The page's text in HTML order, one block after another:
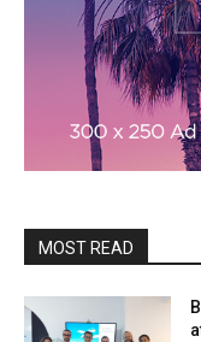
MOST READ